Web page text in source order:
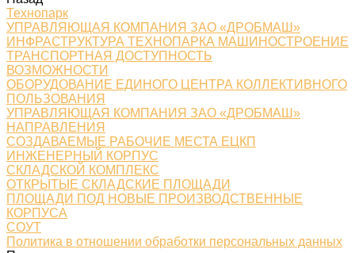
Технопарк
УПРАВЛЯЮЩАЯ КОМПАНИЯ ЗАО «ДРОБМАШ»
ИНФРАСТРУКТУРА ТЕХНОПАРКА МАШИНОСТРОЕНИЕ
ТРАНСПОРТНАЯ ДОСТУПНОСТЬ
ВОЗМОЖНОСТИ
ОБОРУДОВАНИЕ ЕДИНОГО ЦЕНТРА КОЛЛЕКТИВНОГО
ПОЛЬЗОВАНИЯ
УПРАВЛЯЮЩАЯ КОМПАНИЯ ЗАО «ДРОБМАШ»
НАПРАВЛЕНИЯ
СОЗДАВАЕМЫЕ РАБОЧИЕ МЕСТА ЕЦКП
ИНЖЕНЕРНЫЙ КОРПУС
СКЛАДСКОЙ КОМПЛЕКС
ОТКРЫТЫЕ СКЛАДСКИЕ ПЛОЩАДИ
ПЛОЩАДИ ПОД НОВЫЕ ПРОИЗВОДСТВЕННЫЕ
КОРПУСА
СОУТ
Политика в отношении обработки персональных данных